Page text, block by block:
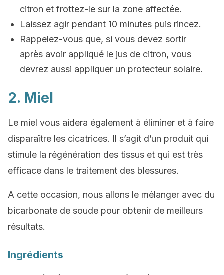
citron et frottez-le sur la zone affectée.
Laissez agir pendant 10 minutes puis rincez.
Rappelez-vous que, si vous devez sortir
après avoir appliqué le jus de citron, vous
devrez aussi appliquer un protecteur solaire.
2. Miel
Le miel vous aidera également à éliminer et à faire
disparaître les cicatrices. Il s’agit d’un produit qui
stimule la régénération des tissus et qui est très
efficace dans le traitement des blessures.
A cette occasion, nous allons le mélanger avec du
bicarbonate de soude pour obtenir de meilleurs
résultats.
Ingrédients